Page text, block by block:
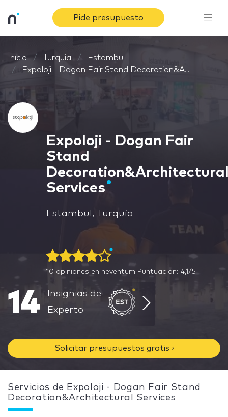
Pide presupuesto
Inicio Turquía
Estambul
Expoloji - Dogan Fair Stand Decoration&A...
Expoloji - Dogan Fair
Stand
Services
Estambul, Turquía
10 opiniones en neventum Puntuación: 4,1/5
14
Insignias de
Experto
Solicitar presupuestos gratis ›
Servicios de Expoloji - Dogan Fair Stand
Decoration&Architectural Services